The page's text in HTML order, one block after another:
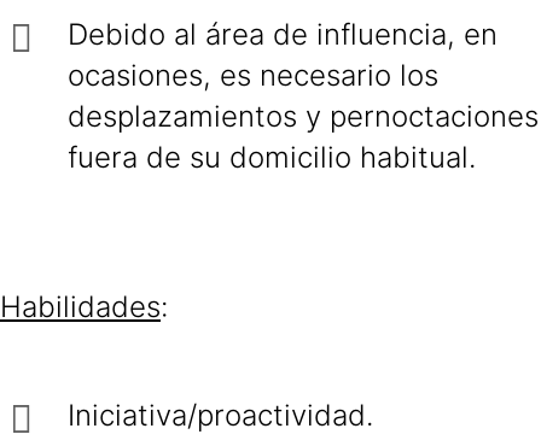
Debido al área de influencia, en
ocasiones, es necesario los
desplazamientos y pernoctaciones
fuera de su domicilio habitual.
Habilidades:
Iniciativa/proactividad.